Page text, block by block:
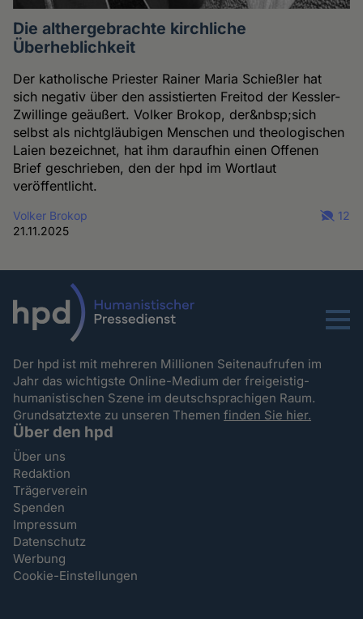
Die althergebrachte kirchliche
Überheblichkeit
Der katholische Priester Rainer Maria Schießler hat
sich negativ über den assistierten Freitod der Kessler-
Zwillinge geäußert. Volker Brokop, der&nbsp;sich
selbst als nichtgläubigen Menschen und theologischen
Laien bezeichnet, hat ihm daraufhin einen Offenen
Brief geschrieben, den der hpd im Wortlaut
veröffentlicht.
Volker Brokop
21.11.2025
12
Menu
Der hpd ist mit mehreren Millionen Seitenaufrufen im
Jahr das wichtigste Online-Medium der freigeistig-
humanistischen Szene im deutschsprachigen Raum.
Grundsatztexte zu unseren Themenfinden Sie hier.
Über den hpd
Über uns
Redaktion
Trägerverein
Spenden
Impressum
Datenschutz
Werbung
Cookie-Einstellungen